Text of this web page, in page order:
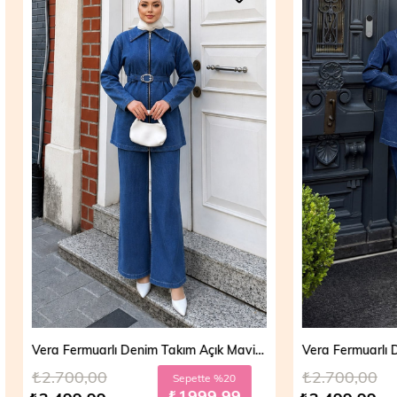
Vera Fermuarlı Denim Takım Açık Mavi 19298
Sepette %20 ₺2.700,00 Sepette